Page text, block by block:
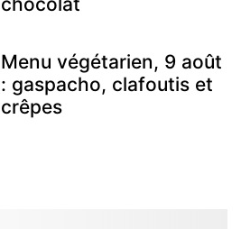
Menu végétarien, 9 août
: gaspacho, clafoutis et
crêpes